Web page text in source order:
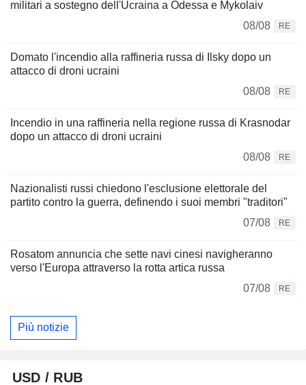
militari a sostegno dell'Ucraina a Odessa e Mykolaiv
08/08
RE
Domato l'incendio alla raffineria russa di Ilsky dopo un
attacco di droni ucraini
08/08
RE
Incendio in una raffineria nella regione russa di Krasnodar
dopo un attacco di droni ucraini
08/08
RE
Nazionalisti russi chiedono l'esclusione elettorale del
partito contro la guerra, definendo i suoi membri "traditori"
07/08
RE
Rosatom annuncia che sette navi cinesi navigheranno
verso l'Europa attraverso la rotta artica russa
07/08
RE
Più notizie
USD / RUB